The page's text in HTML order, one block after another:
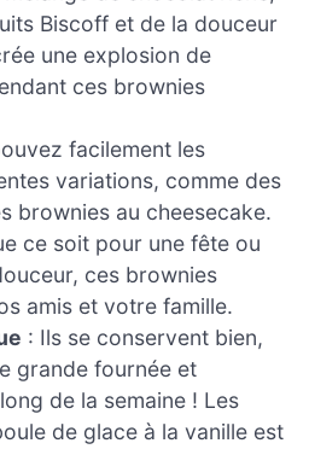
Biscoff et de la douceur
une explosion de
ces brownies
facilement les
variations, comme des
brownies au cheesecake.
ce soit pour une fête ou
ces brownies
amis et votre famille.
: Ils se conservent bien,
grande fournée et
de la semaine ! Les
de glace à la vanille est